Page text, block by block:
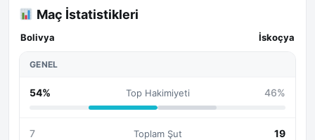
Maç İstatistikleri
Bolivya İskoçya
GENEL
54% Top Hakimiyeti 46%
7 Toplam Şut 19